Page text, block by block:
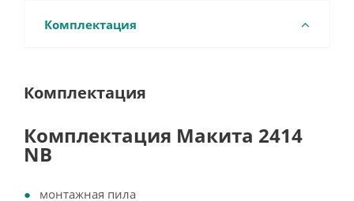
Комплектация
Комплектация
Комплектация Макита 2414
NB
монтажная пила